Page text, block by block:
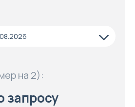
на 2):
запросу